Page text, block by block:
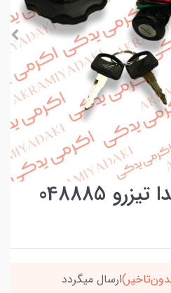
048885
ارسال میگردد